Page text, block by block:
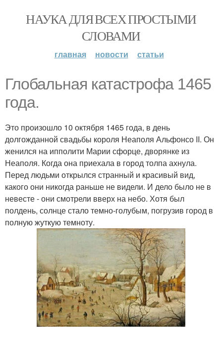
НАУКА ДЛЯ ВСЕХ ПРОСТЫМИ
СЛОВАМИ
главная новости статьи
Глобальная катастрофа 1465
года.
Это произошло 10 октября 1465 года, в день
долгожданной свадьбы короля Неаполя Альфонсо II. Он
женился на ипполити Марии сфорце, дворянке из
Неаполя. Когда она приехала в город толпа ахнула.
Перед людьми открылся странный и красивый вид,
какого они никогда раньше не видели. И дело было не в
невесте - они смотрели вверх на небо. Хотя был
полдень, солнце стало темно-голубым, погрузив город в
полную жуткую темноту.